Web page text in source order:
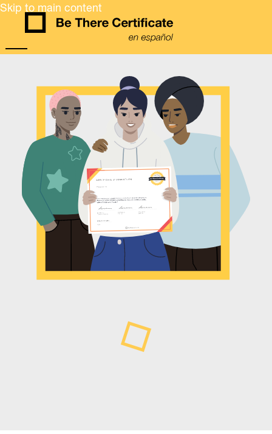
Skip to main content